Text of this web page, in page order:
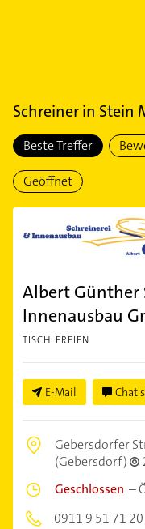
Schreinerin Stein
Beste Treffer
Geöffnet
Albert Günther
Innenausbau
TISCHLEREIEN
E-Mail Chat
Gebersdorfer
(Gebersdorf)
Geschlossen –
0911 9 51 71 20